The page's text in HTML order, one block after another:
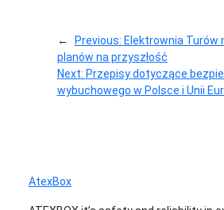
← Previous: Elektrownia Turów
planów na przyszłość
Next: Przepisy dotyczące
wybuchowego w Polsce i Unii
AtexBox